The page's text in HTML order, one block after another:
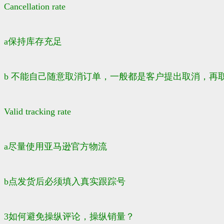
Cancellation rate
a保持库存充足
b 不能自己随意取消订单，一般都是客户提出取消，再
Valid tracking rate
a尽量使用亚马逊官方物流
b点发货后必须填入真实跟踪号
3如何避免操纵评论，操纵销量？